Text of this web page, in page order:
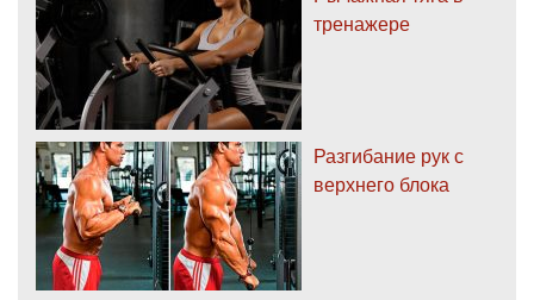
тренажере
Разгибание рук с
верхнего блока